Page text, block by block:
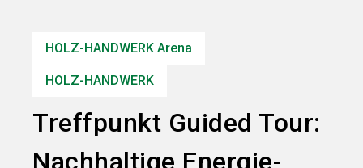
HOLZ-HANDWERK Arena
HOLZ-HANDWERK
Treffpunkt Guided Tour:
Nachhaltige Energie-